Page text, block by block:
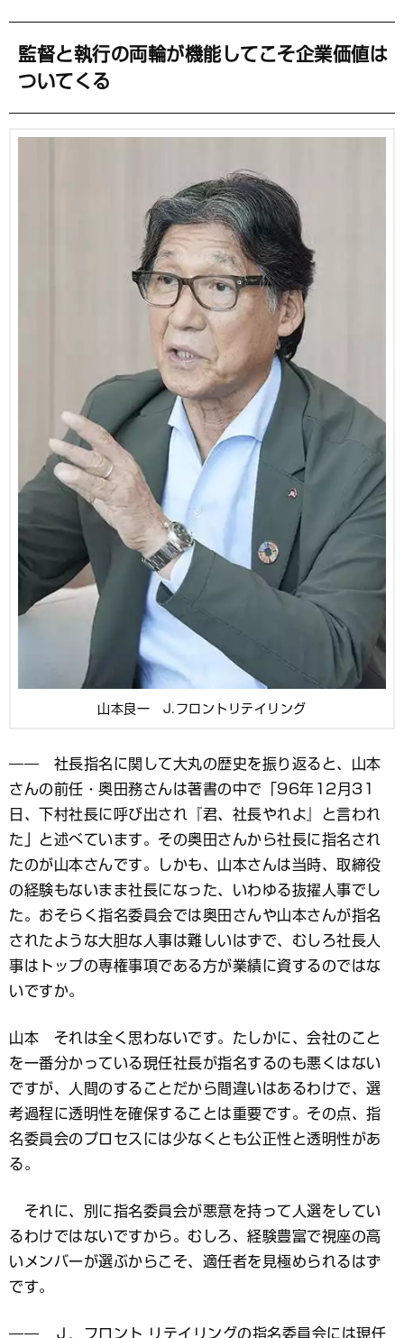
監督と執行の両輪が機能してこそ企業価値は
ついてくる
山本良一 J.フロントリテイリング
―― 社長指名に関して大丸の歴史を振り返ると、山本
さんの前任・奥田務さんは著書の中で「96年12月31
日、下村社長に呼び出され『君、社長やれよ』と言われ
た」と述べています。その奥田さんから社長に指名され
たのが山本さんです。しかも、山本さんは当時、取締役
の経験もないまま社長になった、いわゆる抜擢人事でし
た。おそらく指名委員会では奥田さんや山本さんが指名
されたような大胆な人事は難しいはずで、むしろ社長人
事はトップの専権事項である方が業績に資するのではな
いですか。
山本 それは全く思わないです。たしかに、会社のこと
を一番分かっている現任社長が指名するのも悪くはない
ですが、人間のすることだから間違いはあるわけで、選
考過程に透明性を確保することは重要です。その点、指
名委員会のプロセスには少なくとも公正性と透明性があ
る。
それに、別に指名委員会が悪意を持って人選をしてい
るわけではないですから。むしろ、経験豊富で視座の高
いメンバーが選ぶからこそ、適任者を見極められるはず
です。
―― Ｊ．フロント リテイリングの指名委員会には現任